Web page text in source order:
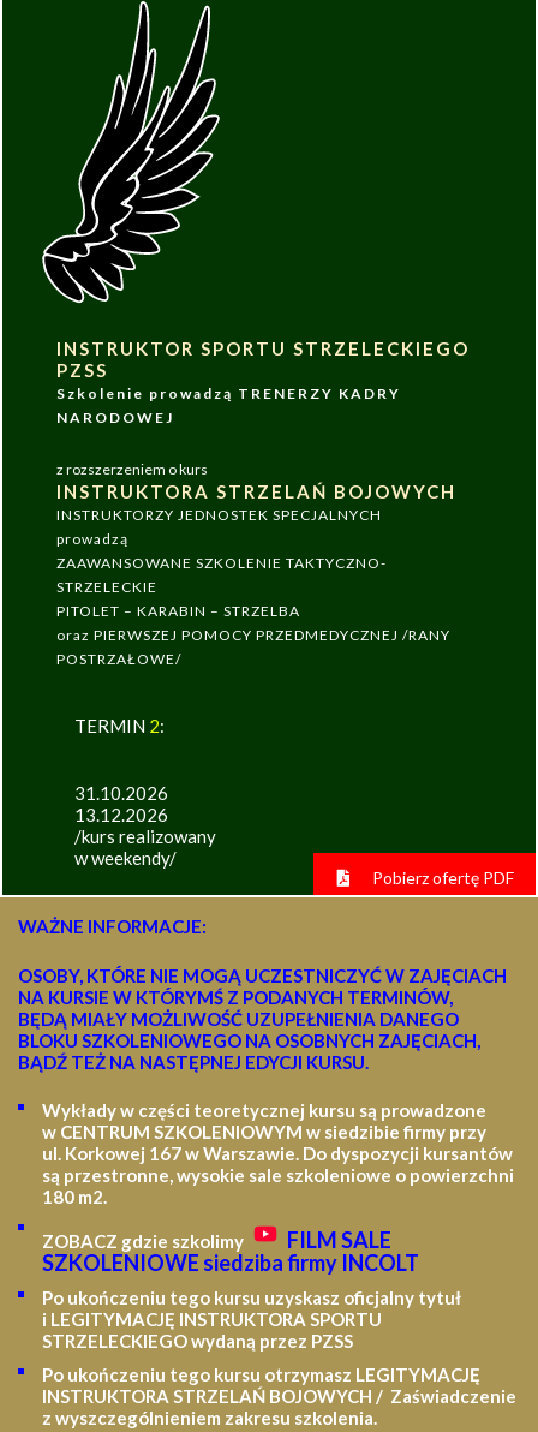
INSTRUKTOR SPORTU STRZELECKIEGO
PZSS
Szkolenie prowadzą TRENERZY KADRY
NARODOWEJ
z rozszerzeniem o kurs
INSTRUKTORA STRZELAŃ BOJOWYCH
INSTRUKTORZY JEDNOSTEK SPECJALNYCH
prowadzą
ZAAWANSOWANE SZKOLENIE TAKTYCZNO-
STRZELECKIE
PITOLET – KARABIN – STRZELBA
oraz PIERWSZEJ POMOCY PRZEDMEDYCZNEJ /RANY
POSTRZAŁOWE/
TERMIN 2:
31.10.2026
13.12.2026
/kurs realizowany
w weekendy/
Pobierz ofertę PDF
WAŻNE INFORMACJE:
OSOBY, KTÓRE NIE MOGĄ UCZESTNICZYĆ W ZAJĘCIACH
NA KURSIE W KTÓRYMŚ Z PODANYCH TERMINÓW,
BĘDĄ MIAŁY MOŻLIWOŚĆ UZUPEŁNIENIA DANEGO
BLOKU SZKOLENIOWEGO NA OSOBNYCH ZAJĘCIACH,
BĄDŹ TEŻ NA NASTĘPNEJ EDYCJI KURSU.
Wykłady w części teoretycznej kursu są prowadzone
w CENTRUM SZKOLENIOWYM w siedzibie firmy przy
ul. Korkowej 167 w Warszawie. Do dyspozycji kursantów
są przestronne, wysokie sale szkoleniowe o powierzchni
180 m2.
ZOBACZ gdzie szkolimy
FILM SALE
SZKOLENIOWE siedziba firmy INCOLT
Po ukończeniu tego kursu uzyskasz oficjalny tytuł
i LEGITYMACJĘ INSTRUKTORA SPORTU
STRZELECKIEGO wydaną przez PZSS
Po ukończeniu tego kursu otrzymasz LEGITYMACJĘ
INSTRUKTORA STRZELAŃ BOJOWYCH / Zaświadczenie
z wyszczególnieniem zakresu szkolenia.